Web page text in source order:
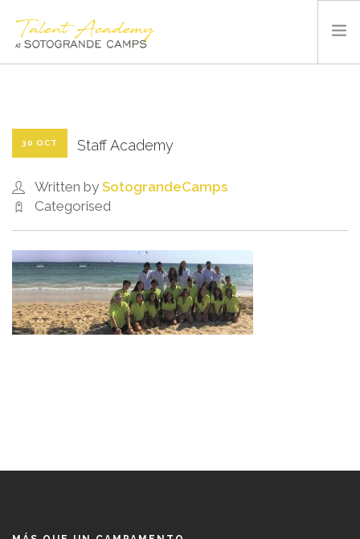
INSTALACIONES Y DEPORTES
BLOG
30 OCT Staff Academy
Written by SotograndeCamps
Categorised